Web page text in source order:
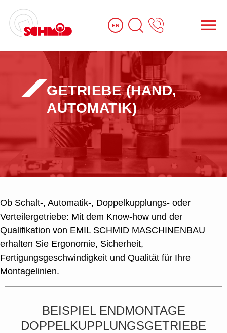
EN
GETRIEBE ­(HAND,
AUTOMATIK)
Ob Schalt-, Automatik-, Doppelkupplungs- oder
Verteilergetriebe: Mit dem Know-how und der
Qualifikation von EMIL SCHMID MASCHINENBAU
erhalten Sie Ergonomie, Sicherheit,
Fertigungsgeschwindigkeit und Qualität für Ihre
Montagelinien.
BEISPIEL ENDMONTAGE
DOPPELKUPPLUNGSGETRIEBE